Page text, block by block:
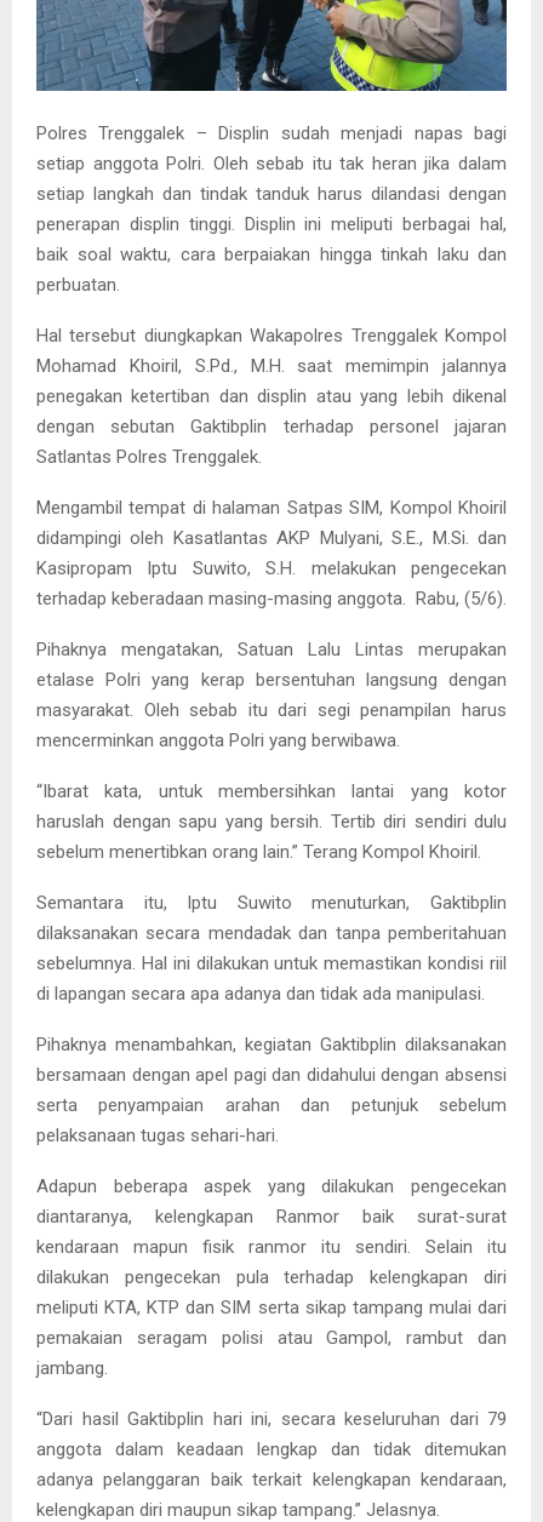
Polres Trenggalek – Displin sudah menjadi napas bagi
setiap anggota Polri. Oleh sebab itu tak heran jika dalam
setiap langkah dan tindak tanduk harus dilandasi dengan
penerapan displin tinggi. Displin ini meliputi berbagai hal,
baik soal waktu, cara berpaiakan hingga tinkah laku dan
perbuatan.
Hal tersebut diungkapkan Wakapolres Trenggalek Kompol
Mohamad Khoiril, S.Pd., M.H. saat memimpin jalannya
penegakan ketertiban dan displin atau yang lebih dikenal
dengan sebutan Gaktibplin terhadap personel jajaran
Satlantas Polres Trenggalek.
Mengambil tempat di halaman Satpas SIM, Kompol Khoiril
didampingi oleh Kasatlantas AKP Mulyani, S.E., M.Si. dan
Kasipropam Iptu Suwito, S.H. melakukan pengecekan
terhadap keberadaan masing-masing anggota. Rabu, (5/6).
Pihaknya mengatakan, Satuan Lalu Lintas merupakan
etalase Polri yang kerap bersentuhan langsung dengan
masyarakat. Oleh sebab itu dari segi penampilan harus
mencerminkan anggota Polri yang berwibawa.
“Ibarat kata, untuk membersihkan lantai yang kotor
haruslah dengan sapu yang bersih. Tertib diri sendiri dulu
sebelum menertibkan orang lain.” Terang Kompol Khoiril.
Semantara itu, Iptu Suwito menuturkan, Gaktibplin
dilaksanakan secara mendadak dan tanpa pemberitahuan
sebelumnya. Hal ini dilakukan untuk memastikan kondisi riil
di lapangan secara apa adanya dan tidak ada manipulasi.
Pihaknya menambahkan, kegiatan Gaktibplin dilaksanakan
bersamaan dengan apel pagi dan didahului dengan absensi
serta penyampaian arahan dan petunjuk sebelum
pelaksanaan tugas sehari-hari.
Adapun beberapa aspek yang dilakukan pengecekan
diantaranya, kelengkapan Ranmor baik surat-surat
kendaraan mapun fisik ranmor itu sendiri. Selain itu
dilakukan pengecekan pula terhadap kelengkapan diri
meliputi KTA, KTP dan SIM serta sikap tampang mulai dari
pemakaian seragam polisi atau Gampol, rambut dan
jambang.
“Dari hasil Gaktibplin hari ini, secara keseluruhan dari 79
anggota dalam keadaan lengkap dan tidak ditemukan
adanya pelanggaran baik terkait kelengkapan kendaraan,
kelengkapan diri maupun sikap tampang.” Jelasnya.